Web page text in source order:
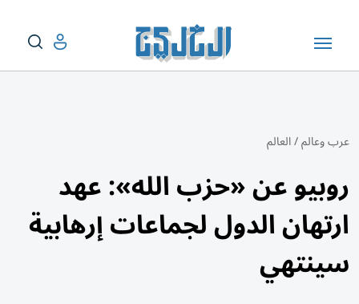
عرب وعالم/العالم
روبيو عن «حزب الله»: عهد
ارتهان الدول لجماعات إرهابية
سينتهي